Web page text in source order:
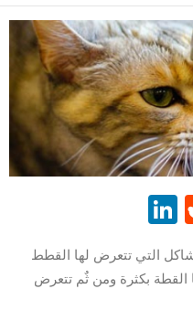
Reddit
التي تتعرض لها القطط
القطة بكثرة ومن ثٌم تتعرض